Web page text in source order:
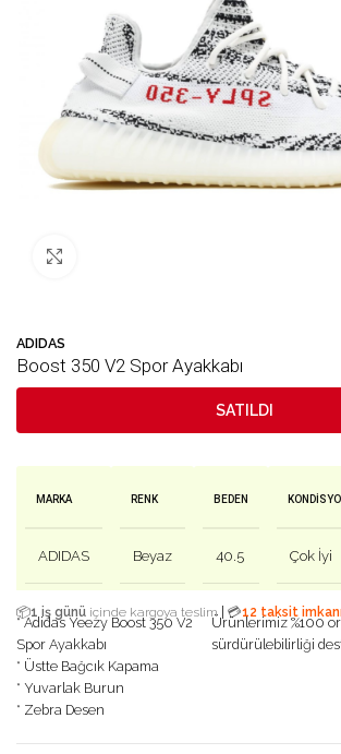
ADIDAS
Boost 350 V2 Spor Ayakkabı
SATILDI
MARKA
ADIDAS
RENK
Beyaz
BEDEN
40.5 Çok İyi
📦1 iş günü içinde kargoya teslim 💳12 taksit
* Adidas Yeezy Boost 350 V2
Spor Ayakkabı
* Üstte Bağcık Kapama
* Yuvarlak Burun
* Zebra Desen
Ürünlerimiz %100
sürdürülebilirliği